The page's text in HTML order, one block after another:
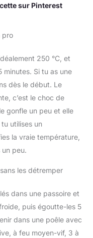
sur Pinterest
pro
250 °C, et
minutes. Si tu as une
dès le début. Le
c’est le choc de
gonfle un peu et elle
utilises un
la vraie température,
peu.
les détremper
dans une passoire et
puis égoutte-les 5
dans une poêle avec
à feu moyen-vif, 3 à